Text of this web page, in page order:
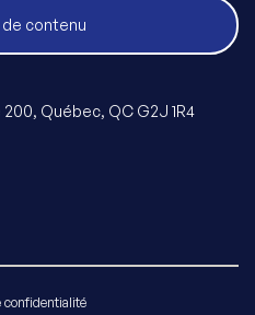
contenu
Québec, QC G2J 1R4
confidentialité